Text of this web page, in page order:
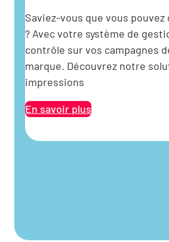
Saviez-vous que vous
? Avec votre système de
contrôle sur vos campagnes
marque. Découvrez notre
impressions
En savoir plus